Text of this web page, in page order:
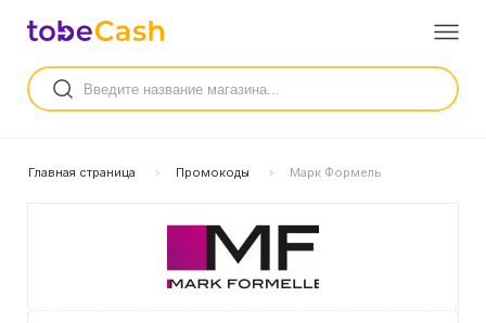
Главная страница Промокоды Марк Формель